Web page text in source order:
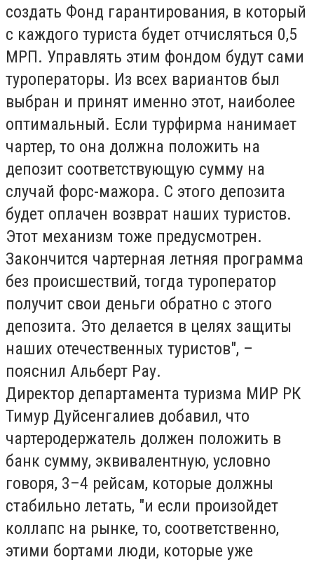
создать Фонд гарантирования, в который
с каждого туриста будет отчисляться 0,5
МРП. Управлять этим фондом будут сами
туроператоры. Из всех вариантов был
выбран и принят именно этот, наиболее
оптимальный. Если турфирма нанимает
чартер, то она должна положить на
депозит соответствующую сумму на
случай форс-мажора. С этого депозита
будет оплачен возврат наших туристов.
Этот механизм тоже предусмотрен.
Закончится чартерная летняя программа
без происшествий, тогда туроператор
получит свои деньги обратно с этого
депозита. Это делается в целях защиты
наших отечественных туристов", –
пояснил Альберт Рау.
Директор департамента туризма МИР РК
Тимур Дуйсенгалиев добавил, что
чартеродержатель должен положить в
банк сумму, эквивалентную, условно
говоря, 3–4 рейсам, которые должны
стабильно летать, "и если произойдет
коллапс на рынке, то, соответственно,
этими бортами люди, которые уже